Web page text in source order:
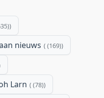
nieuws (169)
Larn (78)